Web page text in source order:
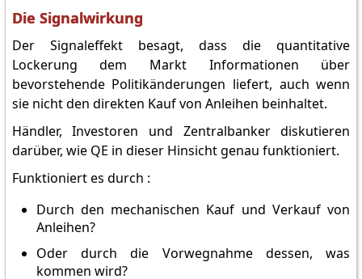
Die Signalwirkung
Der Signaleffekt besagt, dass die quantitative
Lockerung dem Markt Informationen über
bevorstehende Politikänderungen liefert, auch wenn
sie nicht den direkten Kauf von Anleihen beinhaltet.
Händler, Investoren und Zentralbanker diskutieren
darüber, wie QE in dieser Hinsicht genau funktioniert.
Funktioniert es durch :
Durch den mechanischen Kauf und Verkauf von
Anleihen?
Oder durch die Vorwegnahme dessen, was
kommen wird?